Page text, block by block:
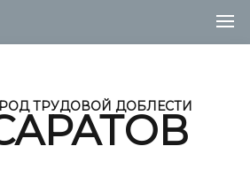
ТРУДОВОЙ ДОБЛЕСТИ